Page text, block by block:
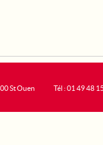
St Ouen
Tél : 01 49 48